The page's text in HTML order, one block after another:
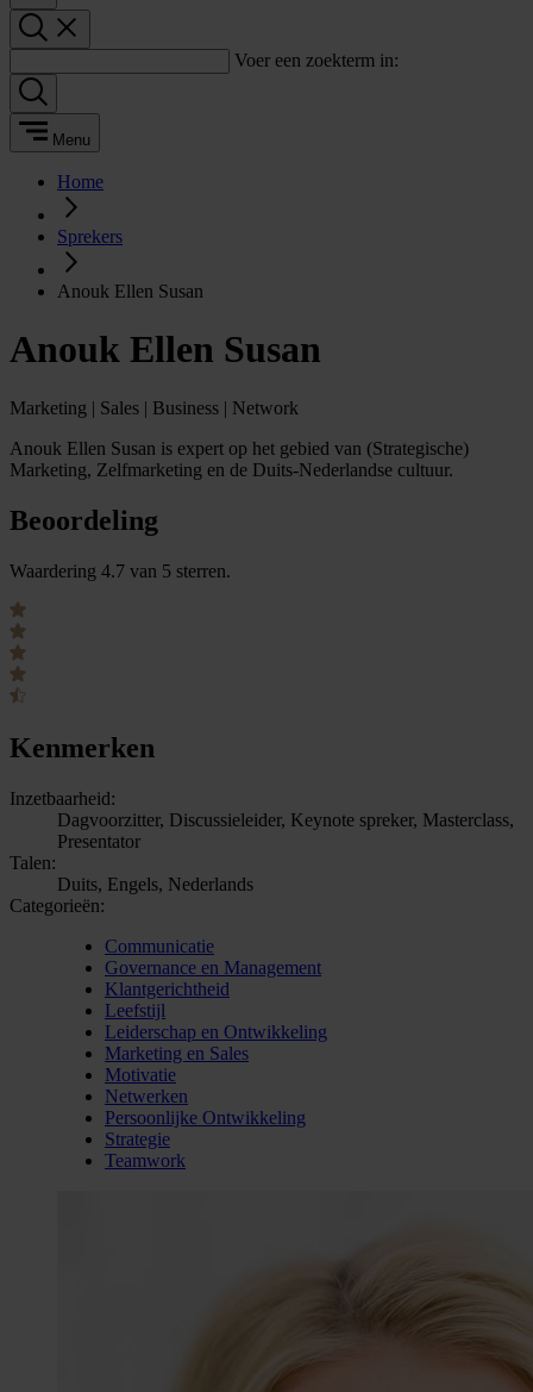
Voer een zoekterm in:
Menu
Home
Sprekers
Anouk Ellen Susan
Anouk Ellen Susan
Marketing | Sales | Business | Network
Anouk Ellen Susan is expert op het gebied van (Strategische)
Marketing, Zelfmarketing en de Duits-Nederlandse cultuur.
Beoordeling
Waardering 4.7 van 5 sterren.
Kenmerken
Inzetbaarheid:
Dagvoorzitter, Discussieleider, Keynote spreker, Masterclass,
Presentator
Talen:
Duits, Engels, Nederlands
Categorieën:
Communicatie
Governance en Management
Klantgerichtheid
Leefstijl
Leiderschap en Ontwikkeling
Marketing en Sales
Motivatie
Netwerken
Persoonlijke Ontwikkeling
Strategie
Teamwork